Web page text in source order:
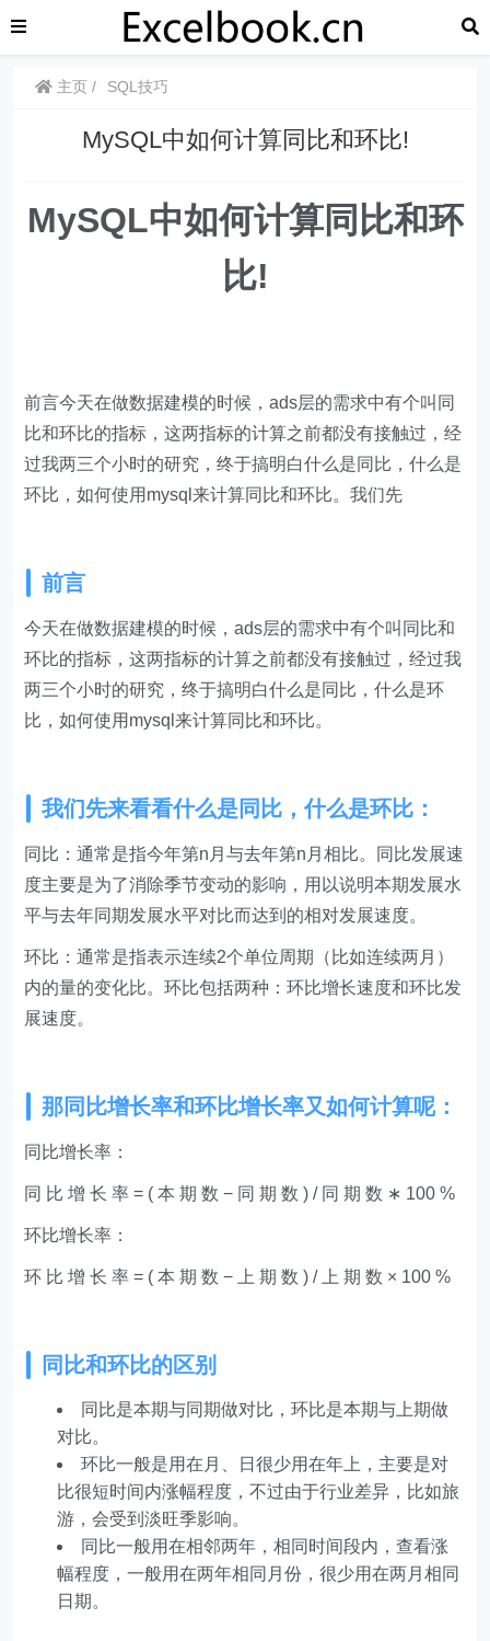
主页 SQL技巧
​​MySQL中如何计算同比和环比!
MySQL中如何计算同比和环
比!
前言今天在做数据建模的时候，ads层的需求中有个叫同
比和环比的指标，这两指标的计算之前都没有接触过，经
过我两三个小时的研究，终于搞明白什么是同比，什么是
环比，如何使用mysql来计算同比和环比。我们先
前言
今天在做数据建模的时候，ads层的需求中有个叫同比和
环比的指标，这两指标的计算之前都没有接触过，经过我
两三个小时的研究，终于搞明白什么是同比，什么是环
比，如何使用mysql来计算同比和环比。
我们先来看看什么是同比，什么是环比：
同比：通常是指今年第n月与去年第n月相比。同比发展速
度主要是为了消除季节变动的影响，用以说明本期发展水
平与去年同期发展水平对比而达到的相对发展速度。
环比：通常是指表示连续2个单位周期（比如连续两月）
内的量的变化比。环比包括两种：环比增长速度和环比发
展速度。
那同比增长率和环比增长率又如何计算呢：
同比增长率：
同 比 增 长 率 = ( 本 期 数 − 同 期 数 ) / 同 期 数 ∗ 100 %
环比增长率：
环 比 增 长 率 = ( 本 期 数 − 上 期 数 ) / 上 期 数 × 100 %
同比和环比的区别
同比是本期与同期做对比，环比是本期与上期做
对比。
环比一般是用在月、日很少用在年上，主要是对
比很短时间内涨幅程度，不过由于行业差异，比如旅
游，会受到淡旺季影响。
同比一般用在相邻两年，相同时间段内，查看涨
幅程度，一般用在两年相同月份，很少用在两月相同
日期。